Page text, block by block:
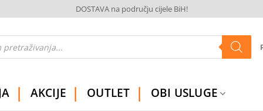
DOSTAVA na području cijele BiH!
AKCIJE OUTLET OBI USLUGE